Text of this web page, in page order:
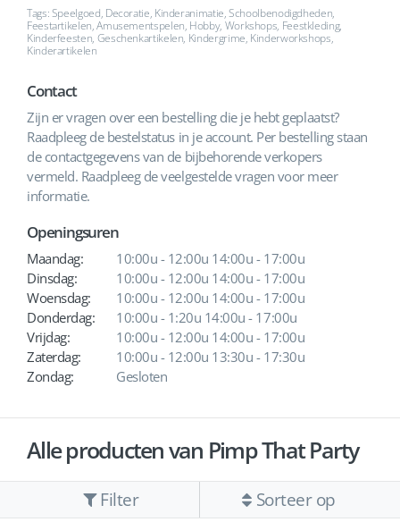
Tags: Speelgoed, Decoratie, Kinderanimatie, Schoolbenodigdheden,
Feestartikelen, Amusementspelen, Hobby, Workshops, Feestkleding,
Kinderfeesten, Geschenkartikelen, Kindergrime, Kinderworkshops,
Kinderartikelen
Contact
Zijn er vragen over een bestelling die je hebt geplaatst?
Raadpleeg de bestelstatus in je account. Per bestelling staan
de contactgegevens van de bijbehorende verkopers
vermeld. Raadpleeg de veelgestelde vragen voor meer
informatie.
Openingsuren
Maandag:
10:00u - 12:00u 14:00u - 17:00u
Dinsdag:
10:00u - 12:00u 14:00u - 17:00u
Woensdag:
10:00u - 12:00u 14:00u - 17:00u
Donderdag:
10:00u - 1:20u 14:00u - 17:00u
Vrijdag:
10:00u - 12:00u 14:00u - 17:00u
Zaterdag:
10:00u - 12:00u 13:30u - 17:30u
Zondag:
Gesloten
Alle producten van Pimp That Party
Filter Sorteer op